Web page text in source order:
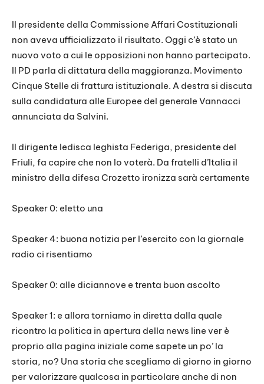
Il presidente della Commissione Affari Costituzionali
non aveva ufficializzato il risultato. Oggi c’è stato un
nuovo voto a cui le opposizioni non hanno partecipato.
Il PD parla di dittatura della maggioranza. Movimento
Cinque Stelle di frattura istituzionale. A destra si discuta
sulla candidatura alle Europee del generale Vannacci
annunciata da Salvini.
Il dirigente ledisca leghista Federiga, presidente del
Friuli, fa capire che non lo voterà. Da fratelli d’Italia il
ministro della difesa Crozetto ironizza sarà certamente
Speaker 0: eletto una
Speaker 4: buona notizia per l’esercito con la giornale
radio ci risentiamo
Speaker 0: alle diciannove e trenta buon ascolto
Speaker 1: e allora torniamo in diretta dalla quale
ricontro la politica in apertura della news line ver è
proprio alla pagina iniziale come sapete un po’ la
storia, no? Una storia che scegliamo di giorno in giorno
per valorizzare qualcosa in particolare anche di non